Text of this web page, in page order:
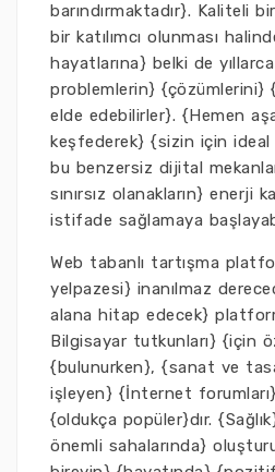
barındırmaktadır}. Kaliteli
bir katılımcı olunması
hayatlarına} belki de
problemlerin} {çözümlerini}
elde edebilirler}. {Hemen
keşfederek} {sizin için ideal
bu benzersiz dijital
sınırsız olanakların} enerji
istifade sağlamaya
Web tabanlı tartışma
yelpazesi} inanılmaz
alana hitap edecek}
Bilgisayar tutkunları} {için
{bulunurken}, {sanat ve
işleyen} {İnternet
{oldukça popüler}dır.
önemli sahalarında}